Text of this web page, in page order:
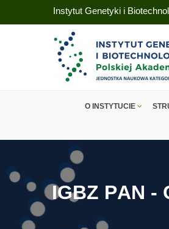
Instytut Genetyki i
O INSTYTUCIE
IGBZ PAN -